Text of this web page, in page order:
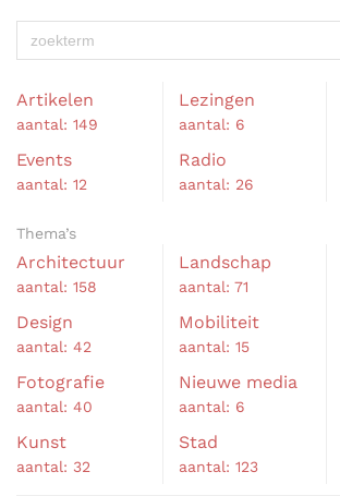
Zoek
naar:
Artikelen
aantal: 149
Events
aantal: 12
Lezingen
aantal: 6
Radio
aantal: 26
Thema’s
Architectuur
aantal: 158
Design
aantal: 42
Fotografie
aantal: 40
Kunst
aantal: 32
Landschap
aantal: 71
Mobiliteit
aantal: 15
Nieuwe media
aantal: 6
Stad
aantal: 123